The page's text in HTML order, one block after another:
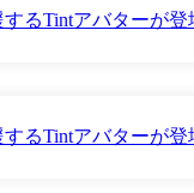
るTintアバターが
るTintアバターが